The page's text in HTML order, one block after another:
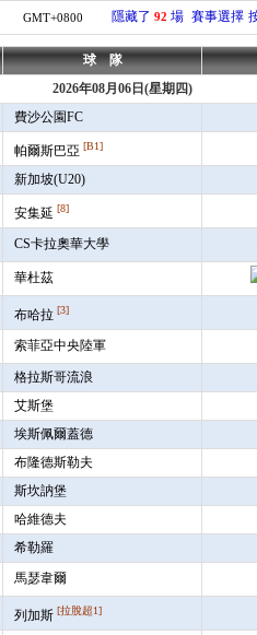
GMT+0800 隱藏了 92 場 賽事選擇
球 隊
2026年08月06日(星期四)
費沙公園FC
帕爾斯巴亞 [B1]
新加坡(U20)
安集延 [8]
CS卡拉奧華大學
華杜茲
布哈拉 [3]
索菲亞中央陸軍
格拉斯哥流浪
艾斯堡
埃斯佩爾蓋德
布隆德斯勒夫
斯坎訥堡
哈維德夫
希勒羅
馬瑟韋爾
列加斯 [拉脫超1]